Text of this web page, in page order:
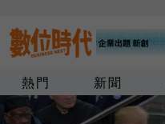
熱門 新聞